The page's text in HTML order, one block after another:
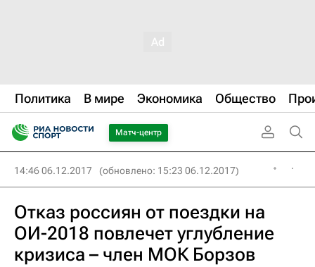
Политика В мире Экономика Общество
Матч-центр
14:46 06.12.2017 (обновлено: 15:23 06.12.2017)
Отказ россиян от поездки на
ОИ-2018 повлечет углубление
кризиса – член МОК Борзов